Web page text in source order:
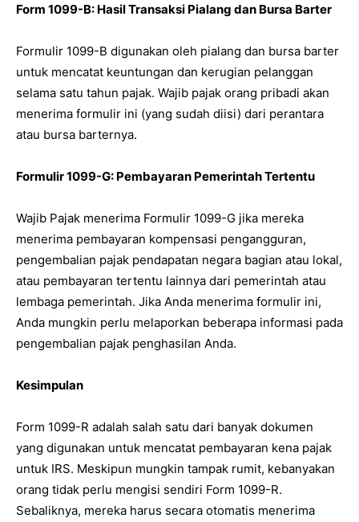
Form 1099-B: Hasil Transaksi Pialang dan Bursa Barter
Formulir 1099-B digunakan oleh pialang dan bursa barter
untuk mencatat keuntungan dan kerugian pelanggan
selama satu tahun pajak. Wajib pajak orang pribadi akan
menerima formulir ini (yang sudah diisi) dari perantara
atau bursa barternya.
Formulir 1099-G: Pembayaran Pemerintah Tertentu
Wajib Pajak menerima Formulir 1099-G jika mereka
menerima pembayaran kompensasi pengangguran,
pengembalian pajak pendapatan negara bagian atau lokal,
atau pembayaran tertentu lainnya dari pemerintah atau
lembaga pemerintah. Jika Anda menerima formulir ini,
Anda mungkin perlu melaporkan beberapa informasi pada
pengembalian pajak penghasilan Anda.
Kesimpulan
Form 1099-R adalah salah satu dari banyak dokumen
yang digunakan untuk mencatat pembayaran kena pajak
untuk IRS. Meskipun mungkin tampak rumit, kebanyakan
orang tidak perlu mengisi sendiri Form 1099-R.
Sebaliknya, mereka harus secara otomatis menerima